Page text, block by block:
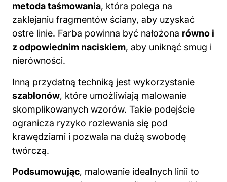
metoda taśmowania, która polega na
zaklejaniu fragmentów ściany, aby uzyskać
ostre linie. Farba powinna być nałożona równo i
z odpowiednim naciskiem, aby uniknąć smug i
nierówności.
Inną przydatną techniką jest wykorzystanie
szablonów, które umożliwiają malowanie
skomplikowanych wzorów. Takie podejście
ogranicza ryzyko rozlewania się pod
krawędziami i pozwala na dużą swobodę
twórczą.
Podsumowując, malowanie idealnych linii to